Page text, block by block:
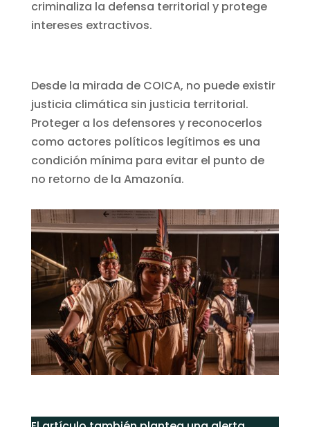
criminaliza la defensa territorial y protege
intereses extractivos.
Desde la mirada de COICA, no puede existir
justicia climática sin justicia territorial.
Proteger a los defensores y reconocerlos
como actores políticos legítimos es una
condición mínima para evitar el punto de
no retorno de la Amazonía.